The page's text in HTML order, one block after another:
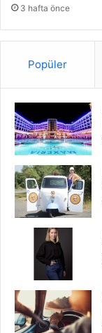
a 3 hafta önce
Popüler